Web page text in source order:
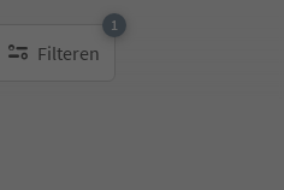
Filteren
1
1 actief filter